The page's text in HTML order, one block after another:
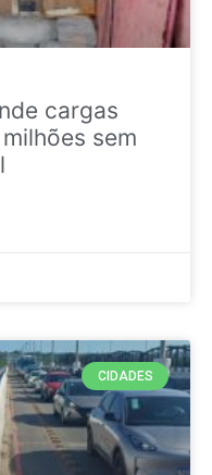
cargas
sem
CIDADES